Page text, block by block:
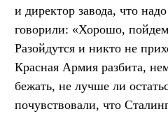
и директор завода, что
говорили: «Хорошо,
Разойдутся и никто не
Красная Армия разбита,
бежать, не лучше ли
почувствовали, что